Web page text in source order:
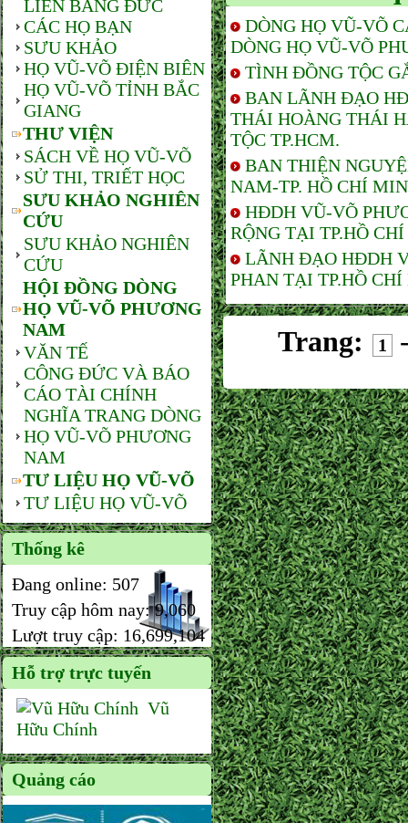
LIÊN BANG ĐỨC
CÁC HỌ BẠN
SƯU KHẢO
HỌ VŨ-VÕ ĐIỆN BIÊN
HỌ VŨ-VÕ TỈNH BẮC
GIANG
THƯ VIỆN
SÁCH VỀ HỌ VŨ-VÕ
SỬ THI, TRIẾT HỌC
SƯU KHẢO NGHIÊN
CỨU
SƯU KHẢO NGHIÊN
CỨU
HỘI ĐỒNG DÒNG
HỌ VŨ-VÕ PHƯƠNG
NAM
VĂN TẾ
CÔNG ĐỨC VÀ BÁO
CÁO TÀI CHÍNH
NGHĨA TRANG DÒNG
HỌ VŨ-VÕ PHƯƠNG
NAM
TƯ LIỆU HỌ VŨ-VÕ
TƯ LIỆU HỌ VŨ-VÕ
Thống kê
Đang online: 507
Truy cập hôm nay:9,060
Lượt truy cập: 16,699,104
Hỗ trợ trực tuyến
Vũ
Hữu Chính
Quảng cáo
DÒNG HỌ VŨ-VÕ
DÒNG HỌ VŨ-VÕ
TÌNH ĐỒNG TỘC
BAN LÃNH ĐẠO
THÁI HOÀNG THÁI
TỘC TP.HCM.
BAN THIỆN
NAM-TP. HỒ CHÍ
HĐDH VŨ-VÕ
RỘNG TẠI TP.HỒ
LÃNH ĐẠO HĐDH
PHAN TẠI TP.HỒ
Trang: 1